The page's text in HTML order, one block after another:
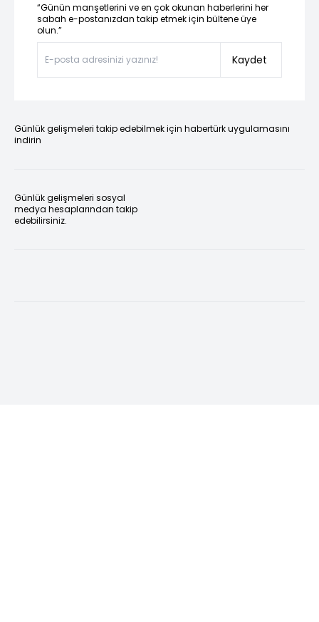
“Günün manşetlerini ve en çok okunan haberlerini her
sabah e-postanızdan takip etmek için bültene üye
olun.”
Kaydet
Günlük gelişmeleri takip edebilmek için habertürk uygulamasını
indirin
Günlük gelişmeleri sosyal
medya hesaplarından takip
edebilirsiniz.